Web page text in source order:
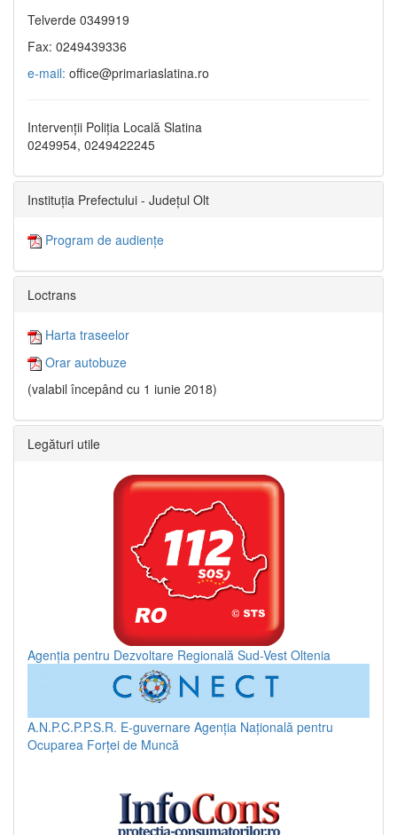
Telverde 0349919
Fax: 0249439336
e-mail: office@primariaslatina.ro
Intervenții Poliția Locală Slatina
0249954, 0249422245
Instituția Prefectului - Județul Olt
Program de audiențe
Loctrans
Harta traseelor
Orar autobuze
(valabil începând cu 1 iunie 2018)
Legături utile
Agenția pentru Dezvoltare Regională Sud-Vest Oltenia
A.N.P.C.P.P.S.R. E-guvernare Agenția Națională pentru
Ocuparea Forței de Muncă